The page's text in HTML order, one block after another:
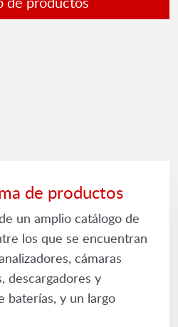
de productos
un amplio catálogo de
los que se encuentran
cámaras
descargadores y
baterías, y un largo